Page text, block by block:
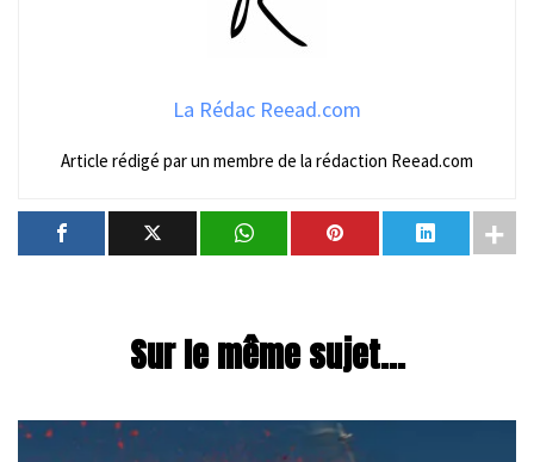
La Rédac Reead.com
Article rédigé par un membre de la rédaction Reead.com
Sur le même sujet...